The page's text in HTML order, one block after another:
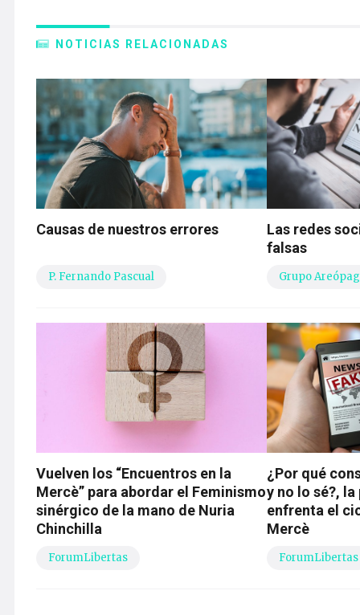
NOTICIAS RELACIONADAS
Causas de nuestros errores
P. Fernando Pascual
Las redes
falsas
Grupo
Vuelven los “Encuentros en la
Mercè” para abordar el Feminismo
sinérgico de la mano de Nuria
Chinchilla
ForumLibertas
¿Por qué
y no lo sé?,
enfrenta el
Mercè
ForumLibertas